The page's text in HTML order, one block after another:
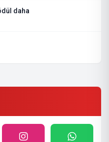
daha